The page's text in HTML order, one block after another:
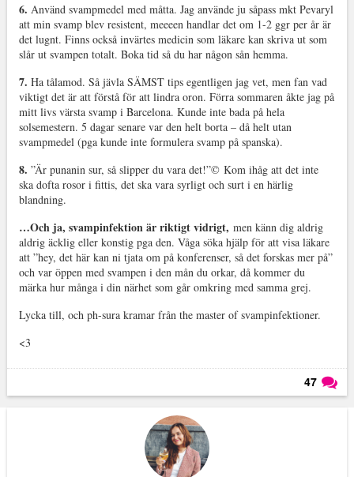
6. Använd svampmedel med måtta. Jag använde ju såpass mkt Pevaryl
att min svamp blev resistent, meeeen handlar det om 1-2 ggr per år är
det lugnt. Finns också invärtes medicin som läkare kan skriva ut som
slår ut svampen totalt. Boka tid så du har någon sån hemma.
7. Ha tålamod. Så jävla SÄMST tips egentligen jag vet, men fan vad
viktigt det är att förstå för att lindra oron. Förra sommaren åkte jag på
mitt livs värsta svamp i Barcelona. Kunde inte bada på hela
solsemestern. 5 dagar senare var den helt borta – då helt utan
svampmedel (pga kunde inte formulera svamp på spanska).
8. ”Är punanin sur, så slipper du vara det!”©Kom ihåg att det inte
ska dofta rosor i fittis, det ska vara syrligt och surt i en härlig
blandning.
…Och ja, svampinfektion är riktigt vidrigt, men känn dig aldrig
aldrig äcklig eller konstig pga den. Våga söka hjälp för att visa läkare
att ”hey, det här kan ni tjata om på konferenser, så det forskas mer på”
och var öppen med svampen i den mån du orkar, då kommer du
märka hur många i din närhet som går omkring med samma grej.
Lycka till, och ph-sura kramar från the master of svampinfektioner.
<3
47